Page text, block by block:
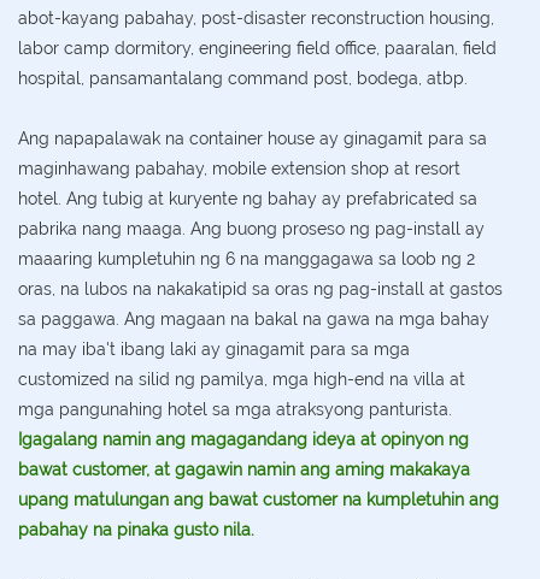
abot-kayang pabahay, post-disaster reconstruction housing,
labor camp dormitory, engineering field office, paaralan, field
hospital, pansamantalang command post, bodega, atbp.
Ang napapalawak na container house ay ginagamit para sa
maginhawang pabahay, mobile extension shop at resort
hotel. Ang tubig at kuryente ng bahay ay prefabricated sa
pabrika nang maaga. Ang buong proseso ng pag-install ay
maaaring kumpletuhin ng 6 na manggagawa sa loob ng 2
oras, na lubos na nakakatipid sa oras ng pag-install at gastos
sa paggawa. Ang magaan na bakal na gawa na mga bahay
na may iba't ibang laki ay ginagamit para sa mga
customized na silid ng pamilya, mga high-end na villa at
mga pangunahing hotel sa mga atraksyong panturista.
Igagalang namin ang magagandang ideya at opinyon ng
bawat customer, at gagawin namin ang aming makakaya
upang matulungan ang bawat customer na kumpletuhin ang
pabahay na pinaka gusto nila.